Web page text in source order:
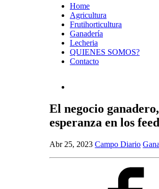
Home
Agricultura
Frutihorticultura
Ganadería
Lecheria
QUIENES SOMOS?
Contacto
El negocio
esperanza en los
Abr 25, 2023 Campo Diario